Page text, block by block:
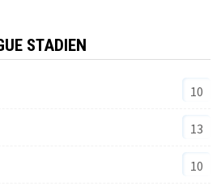
STADIEN
10
13
10